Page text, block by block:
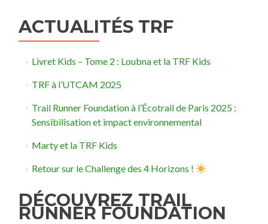
ACTUALITÉS TRF
Livret Kids – Tome 2 : Loubna et la TRF Kids
TRF à l’UTCAM 2025
Trail Runner Foundation à l’Écotrail de Paris 2025 :
Sensibilisation et impact environnemental
Marty et la TRF Kids
Retour sur le Challenge des 4 Horizons !
DÉCOUVREZ TRAIL
RUNNER FOUNDATION